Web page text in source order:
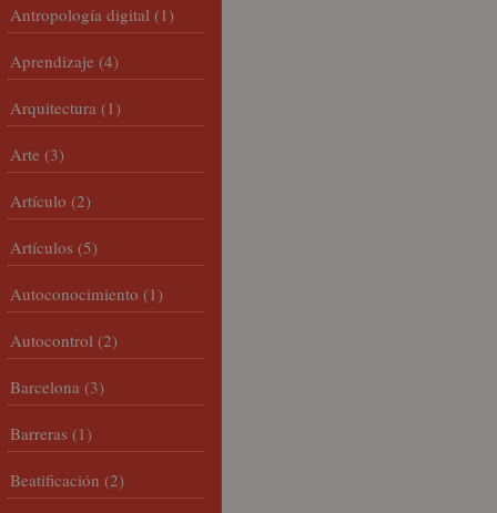
Antropología digital (1)
Aprendizaje (4)
Arquitectura (1)
Arte (3)
Artículo (2)
Artículos (5)
Autoconocimiento (1)
Autocontrol (2)
Barcelona (3)
Barreras (1)
Beatificación (2)